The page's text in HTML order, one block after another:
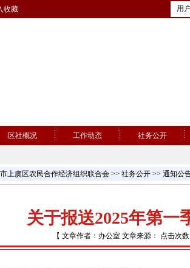
收藏 用
区社概况 工作动态 社务公开
上虞区农民合作经济组织联合会 >> 社务公开 >> 通知公
关于报送2025年第一
【 文章作者：办公室 文章来源： 点击